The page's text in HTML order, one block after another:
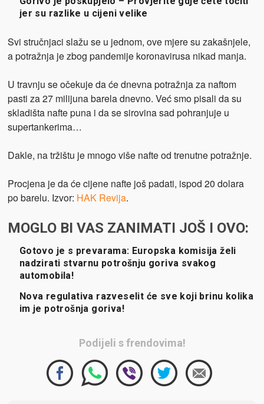
jer su razlike u cijeni velike
Svi stručnjaci slažu se u jednom, ove mjere su zakašnjele,
a potražnja je zbog pandemije koronavirusa nikad manja.
U travnju se očekuje da će dnevna potražnja za naftom
pasti za 27 milijuna barela dnevno. Već smo pisali da su
skladišta nafte puna i da se sirovina sad pohranjuje u
supertankerima…
Dakle, na tržištu je mnogo više nafte od trenutne potražnje.
Procjena je da će cijene nafte još padati, ispod 20 dolara
po barelu. Izvor: HAK Revija.
MOGLO BI VAS ZANIMATI JOŠ I OVO:
Gotovo je s prevarama: Europska komisija želi
nadzirati stvarnu potrošnju goriva svakog
automobila!
Nova regulativa razveselit će sve koji brinu kolika
im je potrošnja goriva!
Podijeli s frendovima!